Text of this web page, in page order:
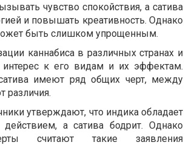
чувство спокойствия, а сатива
и повышать креативность. Однако
быть слишком упрощенным.
каннабиса в различных странах и
интерес к его видам и их эффектам.
имеют ряд общих черт, между
различия.
утверждают, что индика обладает
а сатива бодрит. Однако
считают такие заявления